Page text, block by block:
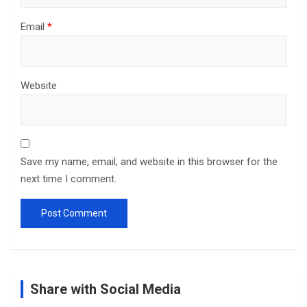
Email *
Website
Save my name, email, and website in this browser for the
next time I comment.
Share with Social Media